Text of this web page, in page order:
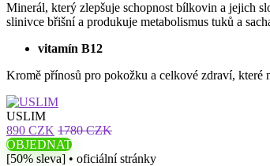
Minerál, který zlepšuje schopnost bílkovin a jejich
slinivce břišní a produkuje metabolismus tuků a
vitamín B12
Kromě přínosů pro pokožku a celkové zdraví, které
USLIM
890 CZK 1780 CZK
OBJEDNAT
[50% sleva] • oficiální stránky